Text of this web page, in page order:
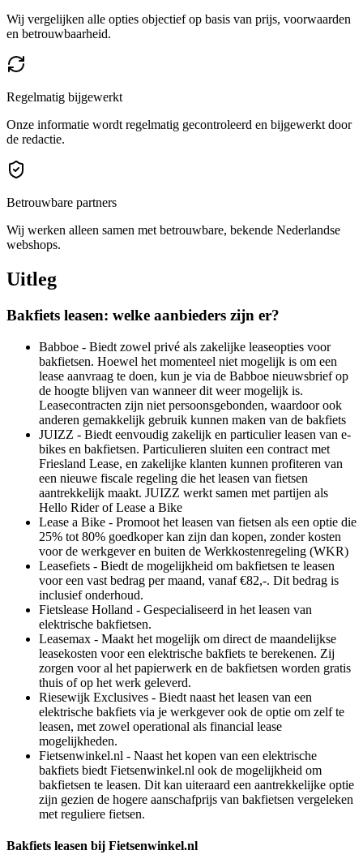
Wij vergelijken alle opties objectief op basis van prijs, voorwaarden
en betrouwbaarheid.
Regelmatig bijgewerkt
Onze informatie wordt regelmatig gecontroleerd en bijgewerkt door
de redactie.
Betrouwbare partners
Wij werken alleen samen met betrouwbare, bekende Nederlandse
webshops.
Uitleg
Bakfiets leasen: welke aanbieders zijn er?
Babboe - Biedt zowel privé als zakelijke leaseopties voor
bakfietsen. Hoewel het momenteel niet mogelijk is om een
lease aanvraag te doen, kun je via de Babboe nieuwsbrief op
de hoogte blijven van wanneer dit weer mogelijk is.
Leasecontracten zijn niet persoonsgebonden, waardoor ook
anderen gemakkelijk gebruik kunnen maken van de bakfiets
JUIZZ - Biedt eenvoudig zakelijk en particulier leasen van e-
bikes en bakfietsen. Particulieren sluiten een contract met
Friesland Lease, en zakelijke klanten kunnen profiteren van
een nieuwe fiscale regeling die het leasen van fietsen
aantrekkelijk maakt. JUIZZ werkt samen met partijen als
Hello Rider of Lease a Bike
Lease a Bike - Promoot het leasen van fietsen als een optie die
25% tot 80% goedkoper kan zijn dan kopen, zonder kosten
voor de werkgever en buiten de Werkkostenregeling (WKR)
Leasefiets - Biedt de mogelijkheid om bakfietsen te leasen
voor een vast bedrag per maand, vanaf €82,-. Dit bedrag is
inclusief onderhoud.
Fietslease Holland - Gespecialiseerd in het leasen van
elektrische bakfietsen.
Leasemax - Maakt het mogelijk om direct de maandelijkse
leasekosten voor een elektrische bakfiets te berekenen. Zij
zorgen voor al het papierwerk en de bakfietsen worden gratis
thuis of op het werk geleverd.
Riesewijk Exclusives - Biedt naast het leasen van een
elektrische bakfiets via je werkgever ook de optie om zelf te
leasen, met zowel operational als financial lease
mogelijkheden.
Fietsenwinkel.nl - Naast het kopen van een elektrische
bakfiets biedt Fietsenwinkel.nl ook de mogelijkheid om
bakfietsen te leasen. Dit kan uiteraard een aantrekkelijke optie
zijn gezien de hogere aanschafprijs van bakfietsen vergeleken
met reguliere fietsen.
Bakfiets leasen bij Fietsenwinkel.nl